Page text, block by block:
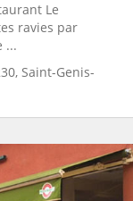
Le
ravies par
...
Saint-Genis-